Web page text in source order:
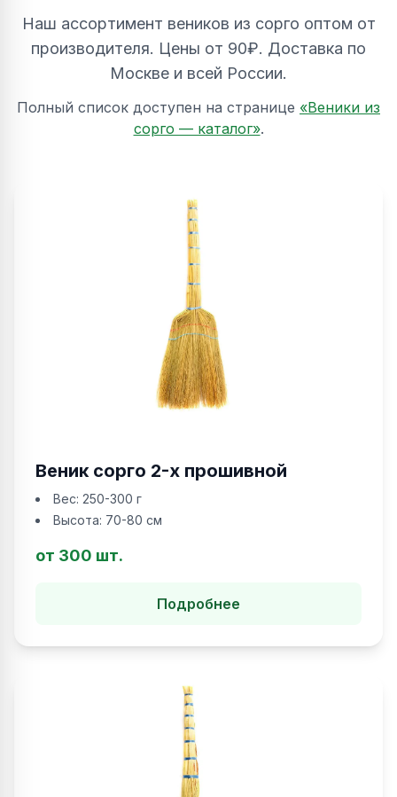
Наш ассортимент веников из сорго оптом от
производителя. Цены от 90₽. Доставка по
Москве и всей России.
Полный список доступен на странице «Веники из
сорго — каталог».
Веник сорго 2-х прошивной
Вес: 250-300 г
Высота: 70-80 см
от 300 шт.
Подробнее